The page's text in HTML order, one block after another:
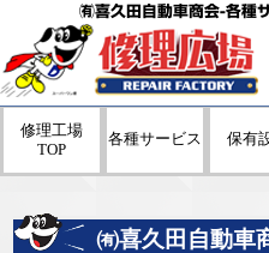
㈲喜久田自動車商会-各種
修理工場
TOP
各種サービス 保有
㈲喜久田自動車